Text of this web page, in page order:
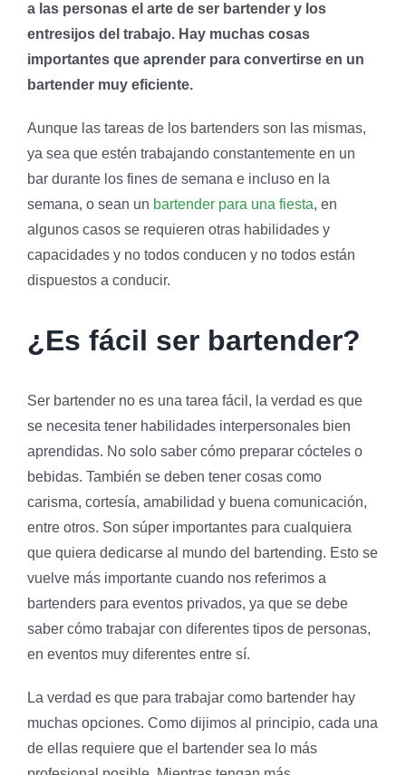
a las personas el arte de ser bartender y los
entresijos del trabajo. Hay muchas cosas
importantes que aprender para convertirse en un
bartender muy eficiente.
Aunque las tareas de los bartenders son las mismas,
ya sea que estén trabajando constantemente en un
bar durante los fines de semana e incluso en la
semana, o sean un bartender para una fiesta, en
algunos casos se requieren otras habilidades y
capacidades y no todos conducen y no todos están
dispuestos a conducir.
¿Es fácil ser bartender?
Ser bartender no es una tarea fácil, la verdad es que
se necesita tener habilidades interpersonales bien
aprendidas. No solo saber cómo preparar cócteles o
bebidas. También se deben tener cosas como
carisma, cortesía, amabilidad y buena comunicación,
entre otros. Son súper importantes para cualquiera
que quiera dedicarse al mundo del bartending. Esto se
vuelve más importante cuando nos referimos a
bartenders para eventos privados, ya que se debe
saber cómo trabajar con diferentes tipos de personas,
en eventos muy diferentes entre sí.
La verdad es que para trabajar como bartender hay
muchas opciones. Como dijimos al principio, cada una
de ellas requiere que el bartender sea lo más